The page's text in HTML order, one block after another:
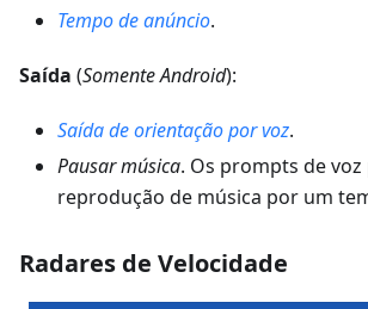
Tempo de anúncio.
Saída (Somente Android):
Saída de orientação por voz.
Pausar música. Os prompts de voz
reprodução de música por um
Radares de Velocidade